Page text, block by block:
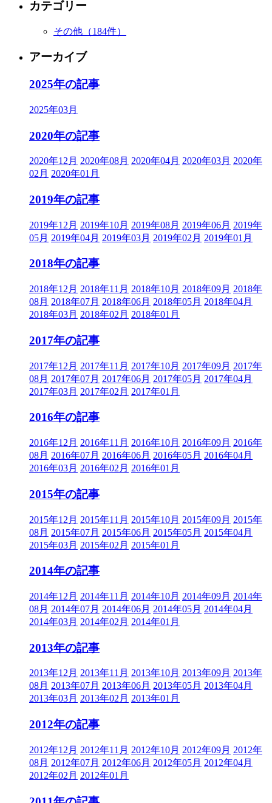
カテゴリー
その他 （184件）
アーカイブ
2025年の記事
2025年03月
2020年の記事
2020年12月 2020年08月 2020年04月 2020年03月 2020年
02月 2020年01月
2019年の記事
2019年12月 2019年10月 2019年08月 2019年06月 2019年
05月 2019年04月 2019年03月 2019年02月 2019年01月
2018年の記事
2018年12月 2018年11月 2018年10月 2018年09月 2018年
08月 2018年07月 2018年06月 2018年05月 2018年04月
2018年03月 2018年02月 2018年01月
2017年の記事
2017年12月 2017年11月 2017年10月 2017年09月 2017年
08月 2017年07月 2017年06月 2017年05月 2017年04月
2017年03月 2017年02月 2017年01月
2016年の記事
2016年12月 2016年11月 2016年10月 2016年09月 2016年
08月 2016年07月 2016年06月 2016年05月 2016年04月
2016年03月 2016年02月 2016年01月
2015年の記事
2015年12月 2015年11月 2015年10月 2015年09月 2015年
08月 2015年07月 2015年06月 2015年05月 2015年04月
2015年03月 2015年02月 2015年01月
2014年の記事
2014年12月 2014年11月 2014年10月 2014年09月 2014年
08月 2014年07月 2014年06月 2014年05月 2014年04月
2014年03月 2014年02月 2014年01月
2013年の記事
2013年12月 2013年11月 2013年10月 2013年09月 2013年
08月 2013年07月 2013年06月 2013年05月 2013年04月
2013年03月 2013年02月 2013年01月
2012年の記事
2012年12月 2012年11月 2012年10月 2012年09月 2012年
08月 2012年07月 2012年06月 2012年05月 2012年04月
2012年02月 2012年01月